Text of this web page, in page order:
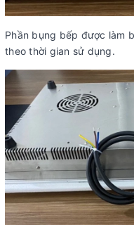
Phần bụng bếp được làm
theo thời gian sử dụng.